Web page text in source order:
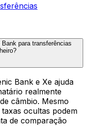
para transferências
Bank e Xe ajuda
realmente
câmbio. Mesmo
ocultas podem
de comparação